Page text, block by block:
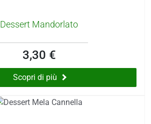
Dessert Mandorlato
3,30 €
Scopri di più